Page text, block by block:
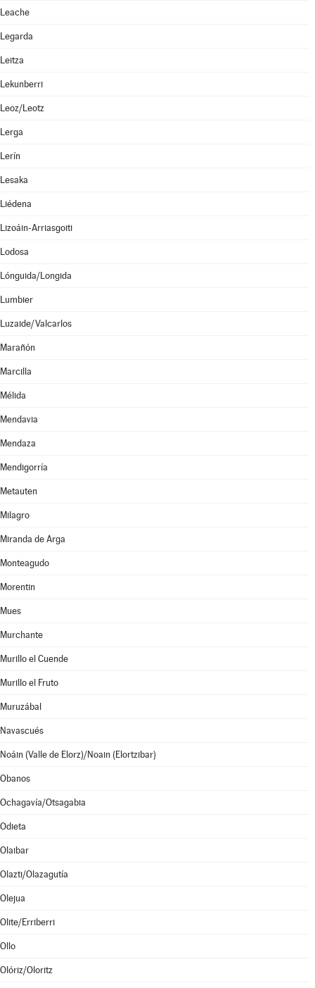
Leache
Legarda
Leitza
Lekunberri
Leoz/Leotz
Lerga
Lerín
Lesaka
Liédena
Lizoáin-Arriasgoiti
Lodosa
Lónguida/Longida
Lumbier
Luzaide/Valcarlos
Marañón
Marcilla
Mélida
Mendavia
Mendaza
Mendigorría
Metauten
Milagro
Miranda de Arga
Monteagudo
Morentin
Mues
Murchante
Murillo el Cuende
Murillo el Fruto
Muruzábal
Navascués
Noáin (Valle de Elorz)/Noain (Elortzibar)
Obanos
Ochagavía/Otsagabia
Odieta
Olaibar
Olazti/Olazagutía
Olejua
Olite/Erriberri
Ollo
Olóriz/Oloritz